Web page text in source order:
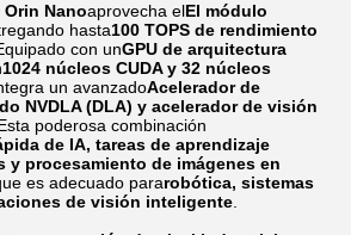
Orin Nanoaprovecha elEl módulo
hasta100 TOPS de rendimiento
con unGPU de arquitectura
1024 núcleos CUDA y 32 núcleos
un avanzadoAcelerador de
NVDLA (DLA) y acelerador de visión
poderosa combinación
de IA, tareas de aprendizaje
y procesamiento de imágenes en
es adecuado pararobótica, sistemas
de visión inteligente